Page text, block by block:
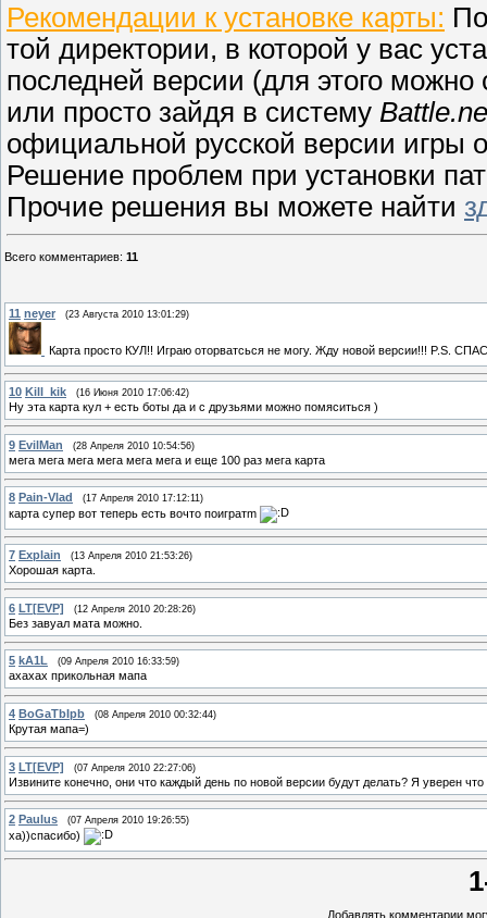
Рекомендации к установке карты:
той директории, в которой у вас
последней версии (для этого можно
или просто зайдя в систему
официальной русской версии игры
Решение проблем при установки
Прочие решения вы можете найти
Всего комментариев: 11
11 neyer (23 Августа 2010 13:01:29)
Карта просто КУЛ!! Играю оторватсься не могу. Жду новой версии!!! P.S.
10 Kill_kik (16 Июня 2010 17:06:42)
Ну эта карта кул + есть боты да и с друзьями можно помяситься )
9 EvilMan (28 Апреля 2010 10:54:56)
мега мега мега мега мега мега и еще 100 раз мега карта
8 Pain-Vlad (17 Апреля 2010 17:12:11)
карта супер вот теперь есть вочто поигратm
7 Explain (13 Апреля 2010 21:53:26)
Хорошая карта.
6 LT[EVP] (12 Апреля 2010 20:28:26)
Без завуал мата можно.
5 kA1L (09 Апреля 2010 16:33:59)
ахахах прикольная мапа
4 BoGaTbIpb (08 Апреля 2010 00:32:44)
Крутая мапа=)
3 LT[EVP] (07 Апреля 2010 22:27:06)
Извините конечно, они что каждый день по новой версии будут делать? Я уверен
2 Paulus (07 Апреля 2010 19:26:55)
ха))спасибо)
Добавлять комментарии